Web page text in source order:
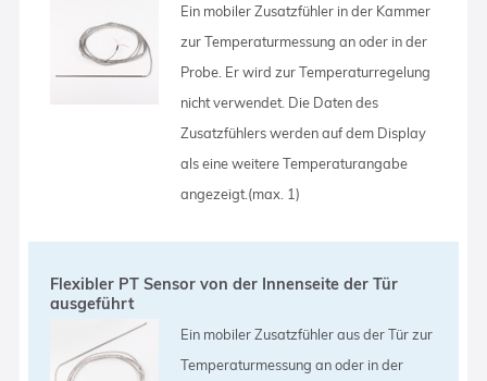
Ein mobiler Zusatzfühler in der Kammer
zur Temperaturmessung an oder in der
Probe. Er wird zur Temperaturregelung
nicht verwendet. Die Daten des
Zusatzfühlers werden auf dem Display
als eine weitere Temperaturangabe
angezeigt.(max. 1)
Flexibler PT Sensor von der Innenseite der Tür
ausgeführt
Ein mobiler Zusatzfühler aus der Tür zur
Temperaturmessung an oder in der